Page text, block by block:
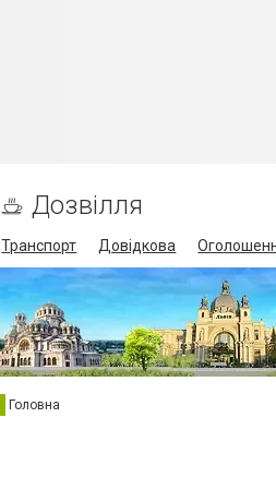
Дозвілля
Транспорт Довідкова
Головна